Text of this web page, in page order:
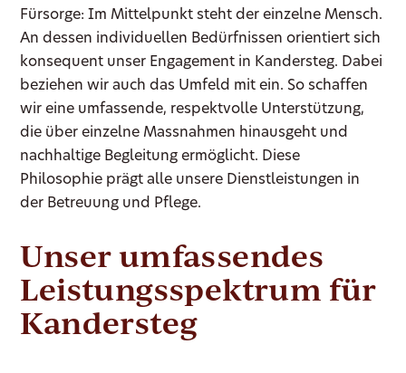
Fürsorge: Im Mittelpunkt steht der einzelne Mensch.
An dessen individuellen Bedürfnissen orientiert sich
konsequent unser Engagement in Kandersteg. Dabei
beziehen wir auch das Umfeld mit ein. So schaffen
wir eine umfassende, respektvolle Unterstützung,
die über einzelne Massnahmen hinausgeht und
nachhaltige Begleitung ermöglicht. Diese
Philosophie prägt alle unsere Dienstleistungen in
der Betreuung und Pflege.
Unser umfassendes
Leistungsspektrum für
Kandersteg